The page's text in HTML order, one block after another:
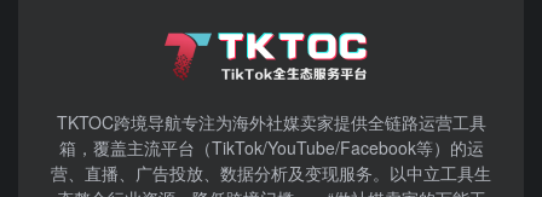
TKTOC跨境导航​专注为海外社媒卖家提供全链路运营工具
箱，覆盖主流平台（TikTok/YouTube/Facebook等）​的运
营、直播、广告投放、数据分析及变现服务。以中立工具生